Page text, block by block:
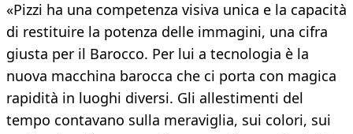
«Pizzi ha una competenza visiva unica e la capacità
di restituire la potenza delle immagini, una cifra
giusta per il Barocco. Per lui a tecnologia è la
nuova macchina barocca che ci porta con magica
rapidità in luoghi diversi. Gli allestimenti del
tempo contavano sulla meraviglia, sui colori, sui